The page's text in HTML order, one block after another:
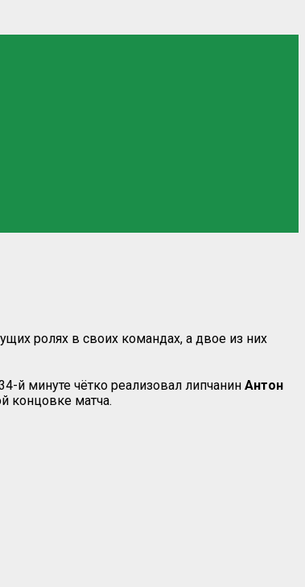
ролях в своих командах, а двое из них
й минуте чётко реализовал липчанин Антон
концовке матча.